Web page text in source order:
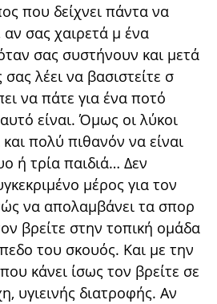
που δείχνει πάντα να
αν σας χαιρετά μ ένα
σας συστήνουν και μετά
λέει να βασιστείτε σ
να πάτε για ένα ποτό
είναι. Όμως οι λύκοι
και πολύ πιθανόν να είναι
ή τρία παιδιά… Δεν
μέρος για τον
να απολαμβάνει τα σπορ
βρείτε στην τοπική ομάδα
του σκουός. Και με την
κάνει ίσως τον βρείτε σε
υγιεινής διατροφής. Αν